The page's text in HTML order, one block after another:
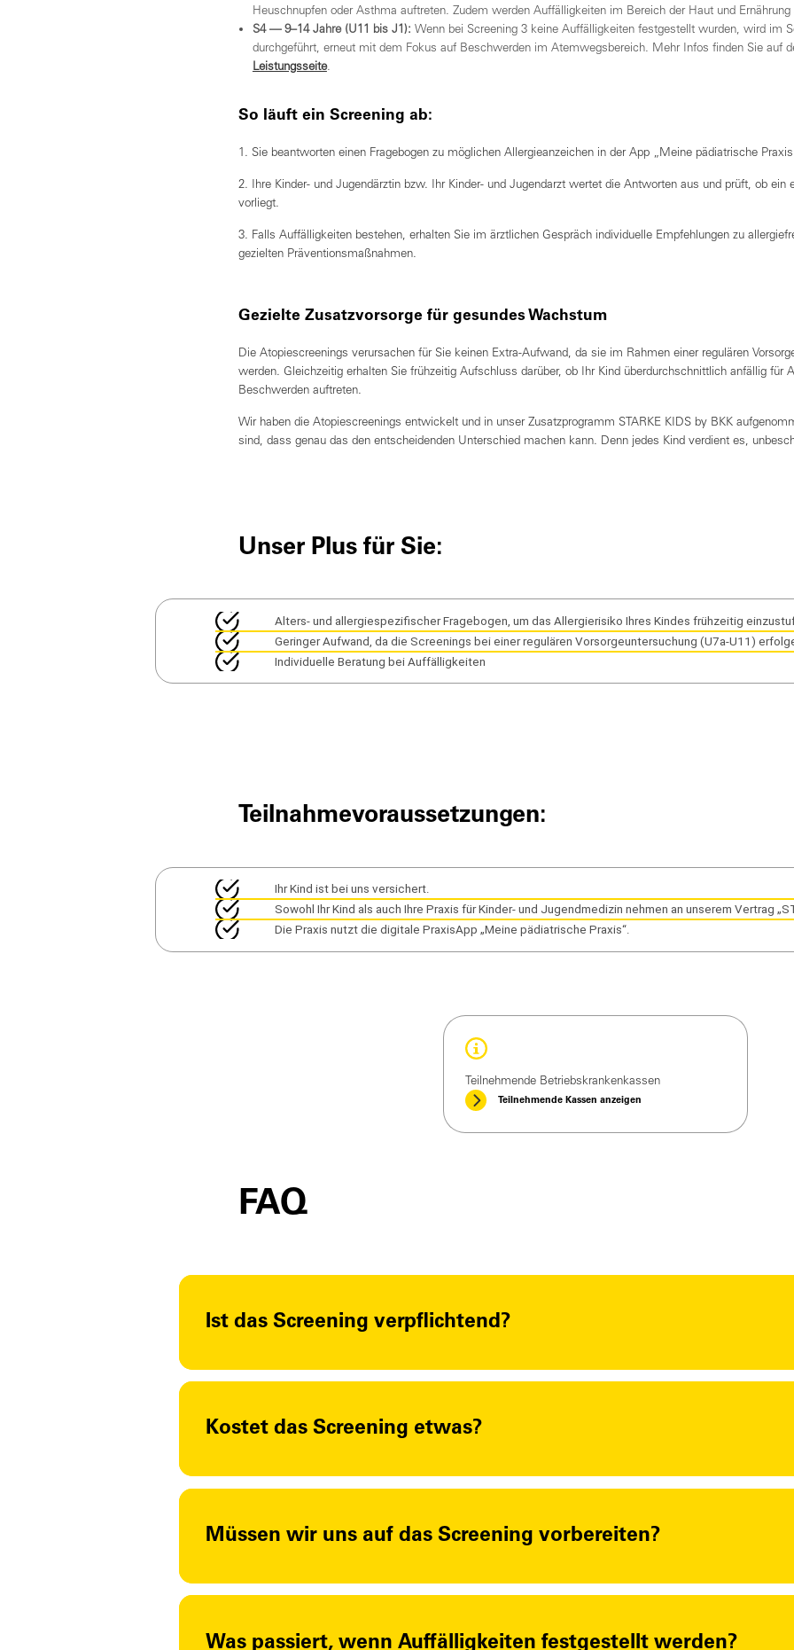
Heuschnupfen oder Asthma auftreten. Zudem werden Auffälligkeiten im Bereich der Haut und Ernährung
S4 — 9–14 Jahre (U11 bis J1): Wenn bei Screening 3 keine Auffälligkeiten festgestellt wurden, wird im
durchgeführt, erneut mit dem Fokus auf Beschwerden im Atemwegsbereich. Mehr Infos finden Sie auf
Leistungsseite.
So läuft ein Screening ab:
1. Sie beantworten einen Fragebogen zu möglichen Allergieanzeichen in der App „Meine pädiatrische
2. Ihre Kinder- und Jugendärztin bzw. Ihr Kinder- und Jugendarzt wertet die Antworten aus und prüft, ob ein
vorliegt.
3. Falls Auffälligkeiten bestehen, erhalten Sie im ärztlichen Gespräch individuelle Empfehlungen zu
gezielten Präventionsmaßnahmen.
Gezielte Zusatzvorsorge für gesundes Wachstum
Die Atopiescreenings verursachen für Sie keinen Extra-Aufwand, da sie im Rahmen einer regulären
werden. Gleichzeitig erhalten Sie frühzeitig Aufschluss darüber, ob Ihr Kind überdurchschnittlich anfällig für
Beschwerden auftreten.
Wir haben die Atopiescreenings entwickelt und in unser Zusatzprogramm STARKE KIDS by BKK
sind, dass genau das den entscheidenden Unterschied machen kann. Denn jedes Kind verdient es,
Unser Plus für Sie:
Alters- und allergiespezifischer Fragebogen, um das Allergierisiko Ihres Kindes frühzeitig
Geringer Aufwand, da die Screenings bei einer regulären Vorsorgeuntersuchung (U7a-U11)
Individuelle Beratung bei Auffälligkeiten
Teilnahmevoraussetzungen:
Ihr Kind ist bei uns versichert.
Sowohl Ihr Kind als auch Ihre Praxis für Kinder- und Jugendmedizin nehmen an unserem Vertrag
Die Praxis nutzt die digitale PraxisApp „Meine pädiatrische Praxis“.
Teilnehmende Betriebskrankenkassen
Teilnehmende Kassen anzeigen
FAQ
Ist das Screening verpflichtend?
Kostet das Screening etwas?
Müssen wir uns auf das Screening vorbereiten?
Was passiert, wenn Auffälligkeiten festgestellt werden?